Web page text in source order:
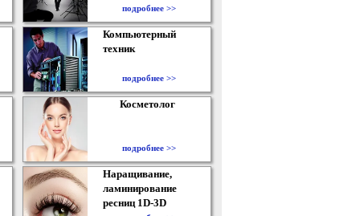
подробнее >>
Компьютерный
техник
подробнее >>
Косметолог
подробнее >>
Наращивание,
ламинирование
ресниц 1D-3D